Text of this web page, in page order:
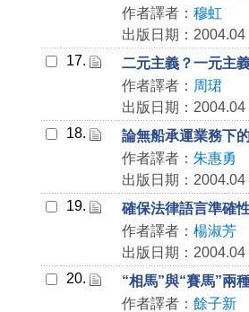
作者譯者： 穆虹
出版日期：2004.04
17.
二元主義？一元主
作者譯者： 周珺
出版日期：2004.04
18.
論無船承運業務下
作者譯者： 朱惠勇
出版日期：2004.04
19.
確保法律語言準確
作者譯者： 楊淑芳
出版日期：2004.04
20.
“相馬”與“賽馬”兩
作者譯者： 餘子新